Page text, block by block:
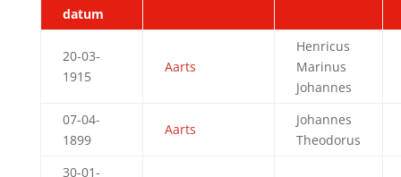
datum
20-03-
1915
Aarts
Henricus
Marinus
Johannes
07-04-
1899
Aarts
Johannes
Theodorus
30-01-